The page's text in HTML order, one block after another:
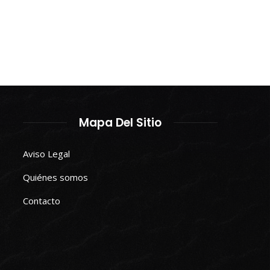
Mapa Del Sitio
Aviso Legal
Quiénes somos
Contacto